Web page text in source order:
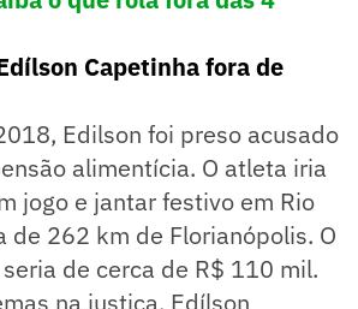
Capetinha fora de
Edilson foi preso acusado
alimentícia. O atleta iria
jogo e jantar festivo em Rio
de 262 km de Florianópolis. O
de cerca de R$ 110 mil.